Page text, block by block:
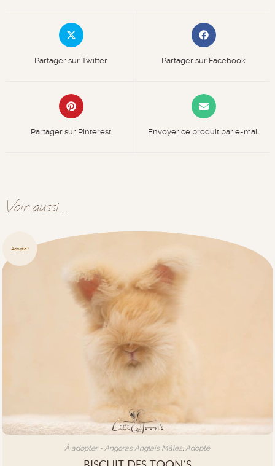
Partager sur Twitter Partager sur Facebook
Partager sur Pinterest Envoyer ce produit par e-mail
Voir aussi...
À adopter - Angoras Anglais Mâles, Adopté
Adopté !